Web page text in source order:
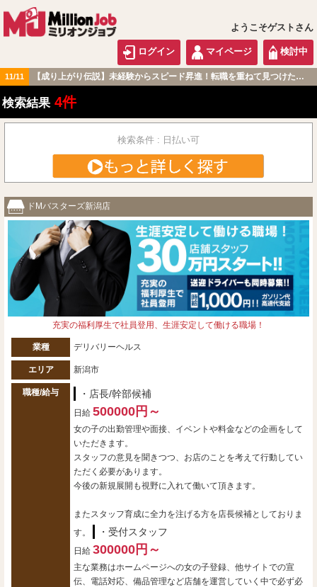
ようこそゲストさん
ログイン マイページ 検討中
11/11 【成り上がり伝説】未経験からスピード昇進！転職を重ねて見つけた『本当に働きやすい職場』とは？
北陸・甲信越版
検索結果 4件
検索条件 : 日払い可
ドМバスターズ新潟店
充実の福利厚生で社員登用、生涯安定して働ける職場！
業種 デリバリーヘルス
エリア 新潟市
職種/給与 ・店長/幹部候補
日給 500000円～
女の子の出勤管理や面接、イベントや料金などの企画をして
いただきます。
スタッフの意見を聞きつつ、お店のことを考えて行動してい
ただく必要があります。
今後の新規展開も視野に入れて働いて頂きます。
またスタッフ育成に全力を注げる方を店長候補としておりま
す。
・受付スタッフ
日給 300000円～
主な業務はホームページへの女の子登録、他サイトでの宣
伝、電話対応、備品管理など店舗を運営していく中で必ず必